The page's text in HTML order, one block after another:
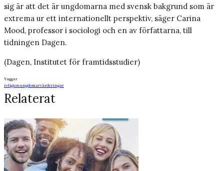
sig är att det är ungdomarna med svensk bakgrund som är
extrema ur ett internationellt perspektiv, säger Carina
Mood, professor i sociologi och en av författarna, till
tidningen Dagen.
(Dagen, Institutet för framtidsstudier)
Taggar
religionungdomarvärderingar
Relaterat